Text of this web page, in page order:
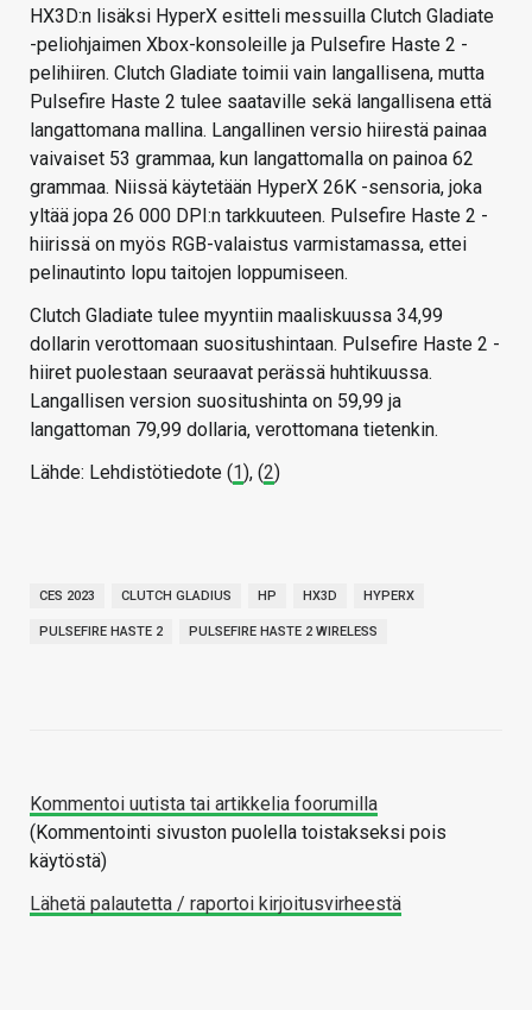
HX3D:n lisäksi HyperX esitteli messuilla Clutch Gladiate
-peliohjaimen Xbox-konsoleille ja Pulsefire Haste 2 -
pelihiiren. Clutch Gladiate toimii vain langallisena, mutta
Pulsefire Haste 2 tulee saataville sekä langallisena että
langattomana mallina. Langallinen versio hiirestä painaa
vaivaiset 53 grammaa, kun langattomalla on painoa 62
grammaa. Niissä käytetään HyperX 26K -sensoria, joka
yltää jopa 26 000 DPI:n tarkkuuteen. Pulsefire Haste 2 -
hiirissä on myös RGB-valaistus varmistamassa, ettei
pelinautinto lopu taitojen loppumiseen.
Clutch Gladiate tulee myyntiin maaliskuussa 34,99
dollarin verottomaan suositushintaan. Pulsefire Haste 2 -
hiiret puolestaan seuraavat perässä huhtikuussa.
Langallisen version suositushinta on 59,99 ja
langattoman 79,99 dollaria, verottomana tietenkin.
Lähde: Lehdistötiedote (1), (2)
CES 2023 CLUTCH GLADIUS HP HX3D HYPERX
PULSEFIRE HASTE 2 PULSEFIRE HASTE 2 WIRELESS
Kommentoi uutista tai artikkelia foorumilla
(Kommentointi sivuston puolella toistakseksi pois
käytöstä)
Lähetä palautetta / raportoi kirjoitusvirheestä